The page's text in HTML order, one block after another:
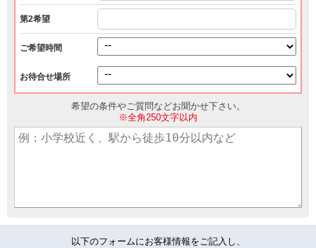
第2希望
ご希望時間
お待合せ場所
希望の条件やご質問などお聞かせ下さい。
※全角250文字以内
以下のフォームにお客様情報をご記入し、